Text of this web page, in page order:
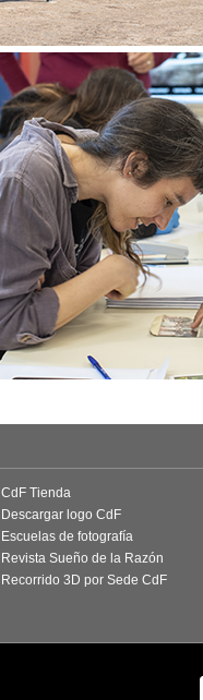
CdF Tienda
Descargar logo CdF
Escuelas de fotografía
Revista Sueño de la Razón
Recorrido 3D por Sede CdF